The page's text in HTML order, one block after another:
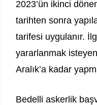
2023’ün ikinci
tarihten sonra
tarifesi uygulanır.
yararlanmak
Aralık’a kadar
Bedelli askerlik